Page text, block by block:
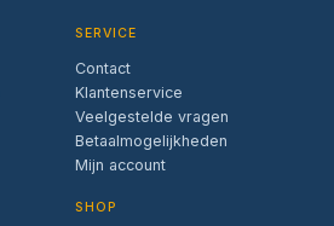
SERVICE
Contact
Klantenservice
Veelgestelde vragen
Betaalmogelijkheden
Mijn account
SHOP